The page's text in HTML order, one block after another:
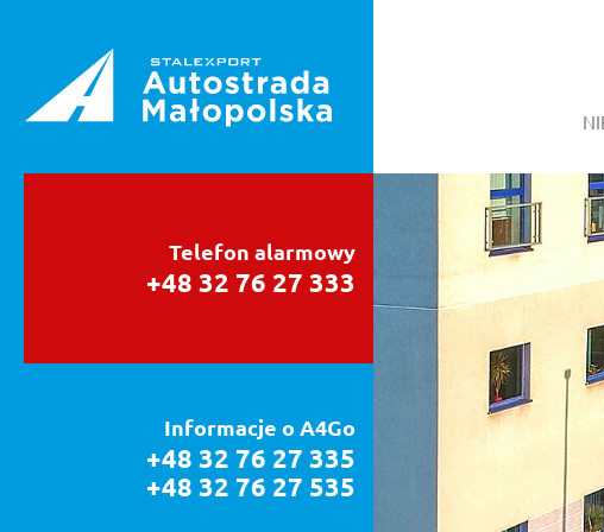
Telefon alarmowy
+48 32 76 27 333
Informacje o A4Go
+48 32 76 27 335
+48 32 76 27 535